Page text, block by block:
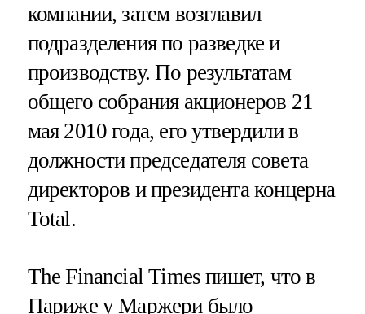
компании, затем возглавил
подразделения по разведке и
производству. По результатам
общего собрания акционеров 21
мая 2010 года, его утвердили в
должности председателя совета
директоров и президента концерна
Total.
The Financial Times пишет, что в
Париже у Маржери было